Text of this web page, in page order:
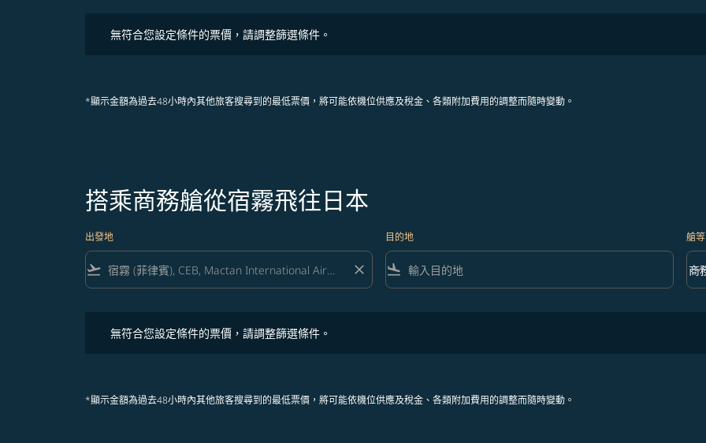
無符合您設定條件的票價，請調整篩選條件。
*顯示金額為過去48小時內其他旅客搜尋到的最低票價，將可能依機位供應及稅金、各類附加費用的調整而隨時變動。
搭乘商務艙從宿霧飛往日本
出發地
flight_takeoff close
目的地
flight_land
艙等
艙
商
keyboard_arrow_down
無符合您設定條件的票價，請調整篩選條件。
*顯示金額為過去48小時內其他旅客搜尋到的最低票價，將可能依機位供應及稅金、各類附加費用的調整而隨時變動。